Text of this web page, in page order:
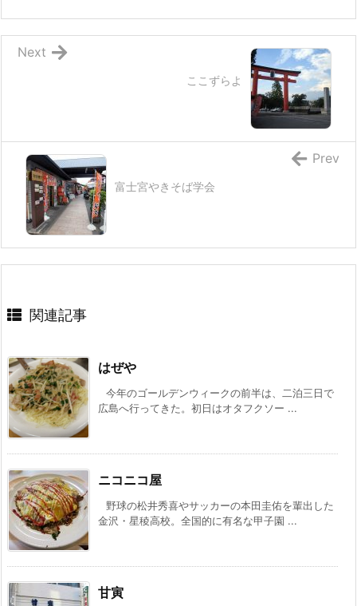
ここずらよ
Next
富士宮やきそば学会
Prev
関連記事
はぜや
今年のゴールデンウィークの前半は、二泊三日で
広島へ行ってきた。初日はオタフクソー ...
ニコニコ屋
野球の松井秀喜やサッカーの本田圭佑を輩出した
金沢・星稜高校。全国的に有名な甲子園 ...
甘寅